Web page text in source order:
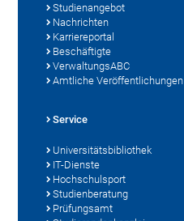
Studienangebot
Nachrichten
Karriereportal
Beschäftigte
VerwaltungsABC
Amtliche Veröffentlichungen
Service
Universitätsbibliothek
IT-Dienste
Hochschulsport
Studienberatung
Prüfungsamt